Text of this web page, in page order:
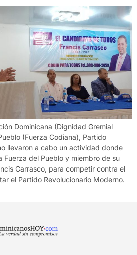
Dominicana (Dignidad Gremial
(Fuerza Codiana), Partido
llevaron a cabo un actividad donde
Fuerza del Pueblo y miembro de su
Carrasco, para competir contra el
el Partido Revolucionario Moderno.